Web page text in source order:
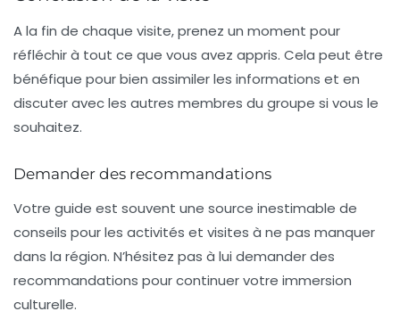
A la fin de chaque visite, prenez un moment pour
réfléchir à tout ce que vous avez appris. Cela peut être
bénéfique pour bien assimiler les informations et en
discuter avec les autres membres du groupe si vous le
souhaitez.
Demander des recommandations
Votre guide est souvent une source inestimable de
conseils pour les activités et visites à ne pas manquer
dans la région. N’hésitez pas à lui demander des
recommandations pour continuer votre immersion
culturelle.